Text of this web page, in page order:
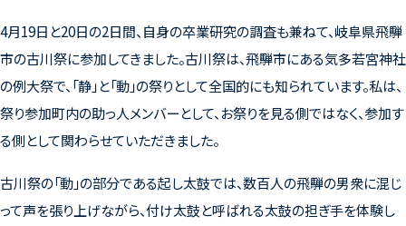
4月19日と20日の2日間、自身の卒業研究の調査も兼ねて、岐阜県飛騨
市の古川祭に参加してきました。古川祭は、飛騨市にある気多若宮神社
の例大祭で、「静」と「動」の祭りとして全国的にも知られています。私は、
祭り参加町内の助っ人メンバーとして、お祭りを見る側ではなく、参加す
る側として関わらせていただきました。
古川祭の「動」の部分である起し太鼓では、数百人の飛騨の男衆に混じ
って声を張り上げながら、付け太鼓と呼ばれる太鼓の担ぎ手を体験し